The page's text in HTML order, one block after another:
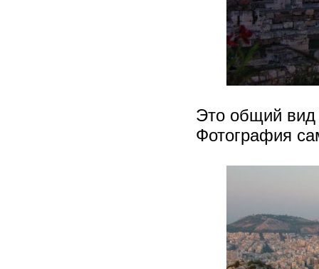
Это общий вид
Фотография